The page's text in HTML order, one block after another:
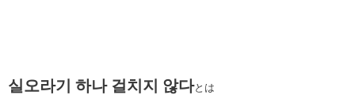
실오라기 하나 걸치지 않다とは